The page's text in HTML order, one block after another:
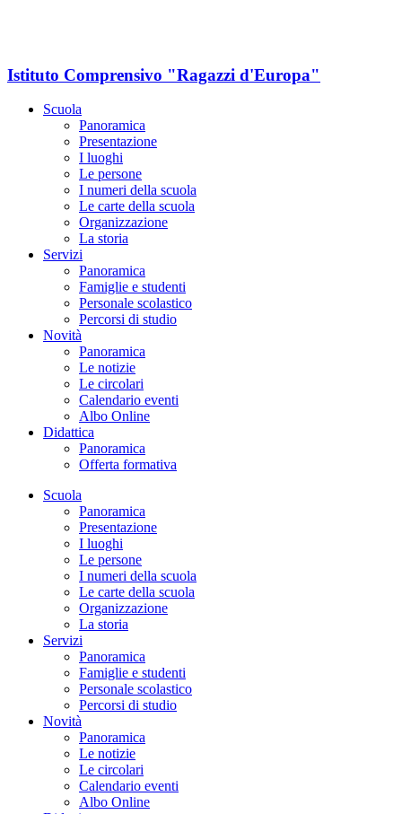
Istituto Comprensivo "Ragazzi d'Europa"
Scuola
Panoramica
Presentazione
I luoghi
Le persone
I numeri della scuola
Le carte della scuola
Organizzazione
La storia
Servizi
Panoramica
Famiglie e studenti
Personale scolastico
Percorsi di studio
Novità
Panoramica
Le notizie
Le circolari
Calendario eventi
Albo Online
Didattica
Panoramica
Offerta formativa
Scuola
Panoramica
Presentazione
I luoghi
Le persone
I numeri della scuola
Le carte della scuola
Organizzazione
La storia
Servizi
Panoramica
Famiglie e studenti
Personale scolastico
Percorsi di studio
Novità
Panoramica
Le notizie
Le circolari
Calendario eventi
Albo Online